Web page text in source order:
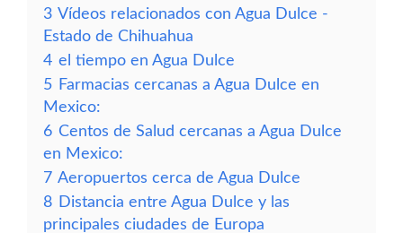
3 Vídeos relacionados con Agua Dulce -
Estado de Chihuahua
4 el tiempo en Agua Dulce
5 Farmacias cercanas a Agua Dulce en
Mexico:
6 Centos de Salud cercanas a Agua Dulce
en Mexico:
7 Aeropuertos cerca de Agua Dulce
8 Distancia entre Agua Dulce y las
principales ciudades de Europa